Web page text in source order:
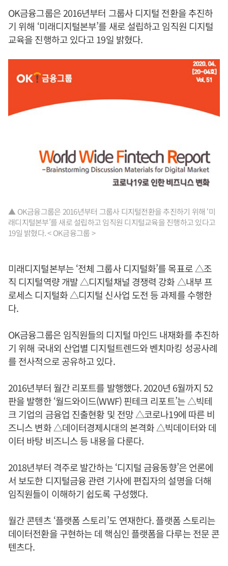
OK금융그룹은 2016년부터 그룹사 디지털 전환을 추진하
기 위해 ‘미래디지털본부’를 새로 설립하고 임직원 디지털
교육을 진행하고 있다고 19일 밝혔다.
▲ OK금융그룹은 2016년부터 그룹사 디지털전환을 추진하기 위해 ‘미
래디지털본부’를 새로 설립하고 임직원 디지털교육을 진행하고 있다고
19일 밝혔다. < OK금융그룹 >
미래디지털본부는 ‘전체 그룹사 디지털화’를 목표로 △조
직 디지털역량 개발 △디지털채널 경쟁력 강화 △내부 프
로세스 디지털화 △디지털 신사업 도전 등 과제를 수행한
다.
OK금융그룹은 임직원들의 디지털 마인드 내재화를 추진하
기 위해 국내외 산업별 디지털트렌드와 벤치마킹 성공사례
를 전사적으로 공유하고 있다.
2016년부터 월간 리포트를 발행했다. 2020년 6월까지 52
판을 발행한 ‘월드와이드(WWF) 핀테크 리포트’는 △빅테
크 기업의 금융업 진출현황 및 전망 △코로나19에 따른 비
즈니스 변화 △데이터경제시대의 본격화 △빅데이터와 데
이터 바탕 비즈니스 등 내용을 다룬다.
2018년부터 격주로 발간하는 ‘디지털 금융동향’은 언론에
서 보도한 디지털금융 관련 기사에 편집자의 설명을 더해
임직원들이 이해하기 쉽도록 구성했다.
월간 콘텐츠 ‘플랫폼 스토리’도 연재한다. 플랫폼 스토리는
데이터전환을 구현하는 데 핵심인 플랫폼을 다루는 전문 콘
텐츠다.